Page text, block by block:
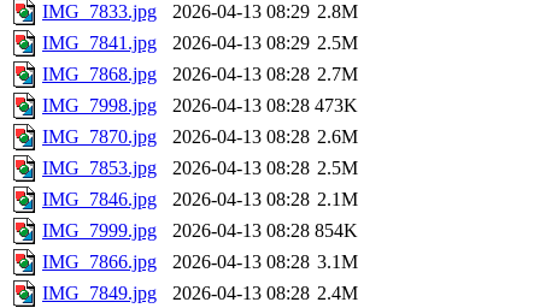
IMG_7833.jpg
2026-04-13 08:29 2.8M
IMG_7841.jpg
2026-04-13 08:29 2.5M
IMG_7868.jpg
2026-04-13 08:28 2.7M
IMG_7998.jpg
2026-04-13 08:28 473K
IMG_7870.jpg
2026-04-13 08:28 2.6M
IMG_7853.jpg
2026-04-13 08:28 2.5M
IMG_7846.jpg
2026-04-13 08:28 2.1M
IMG_7999.jpg
2026-04-13 08:28 854K
IMG_7866.jpg
2026-04-13 08:28 3.1M
IMG_7849.jpg
2026-04-13 08:28 2.4M